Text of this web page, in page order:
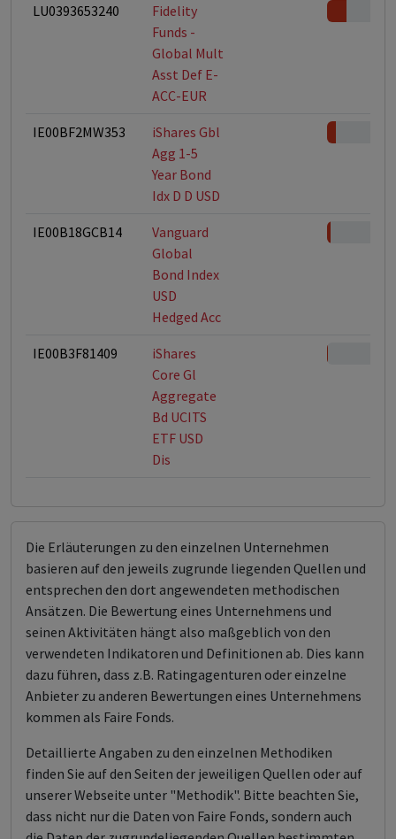
LU0393653240
Fidelity
Funds -
Global Mult
Asst Def E-
ACC-EUR
IE00BF2MW353
iShares Gbl
Agg 1-5
Year Bond
Idx D D USD
IE00B18GCB14
Vanguard
Global
Bond Index
USD
Hedged Acc
IE00B3F81409
iShares
Core Gl
Aggregate
Bd UCITS
ETF USD
Dis
Die Erläuterungen zu den einzelnen Unternehmen
basieren auf den jeweils zugrunde liegenden Quellen und
entsprechen den dort angewendeten methodischen
Ansätzen. Die Bewertung eines Unternehmens und
seinen Aktivitäten hängt also maßgeblich von den
verwendeten Indikatoren und Definitionen ab. Dies kann
dazu führen, dass z.B. Ratingagenturen oder einzelne
Anbieter zu anderen Bewertungen eines Unternehmens
kommen als Faire Fonds.
Detaillierte Angaben zu den einzelnen Methodiken
finden Sie auf den Seiten der jeweiligen Quellen oder auf
unserer Webseite unter "Methodik". Bitte beachten Sie,
dass nicht nur die Daten von Faire Fonds, sondern auch